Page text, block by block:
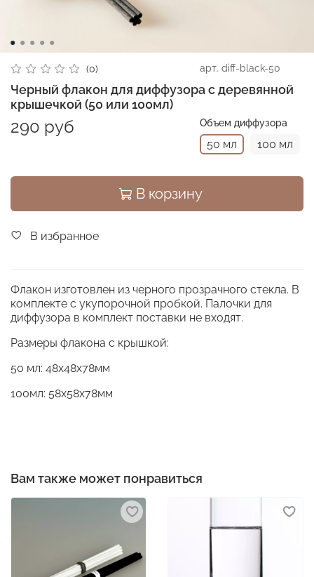
(0) арт. diff-black-50
Черный флакон для диффузора с деревянной
крышечкой (50 или 100мл)
290 руб Объем диффузора
50 мл 100 мл
В корзину
В избранное
Флакон изготовлен из черного прозрачного стекла. В
комплекте с укупорочной пробкой. Палочки для
диффузора в комплект поставки не входят.
Размеры флакона с крышкой:
50 мл: 48х48х78мм
100мл: 58х58х78мм
Вам также может понравиться